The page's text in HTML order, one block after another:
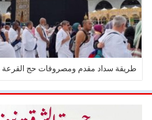
طريقة سداد مقدم ومصروفات حج القرعة 2027